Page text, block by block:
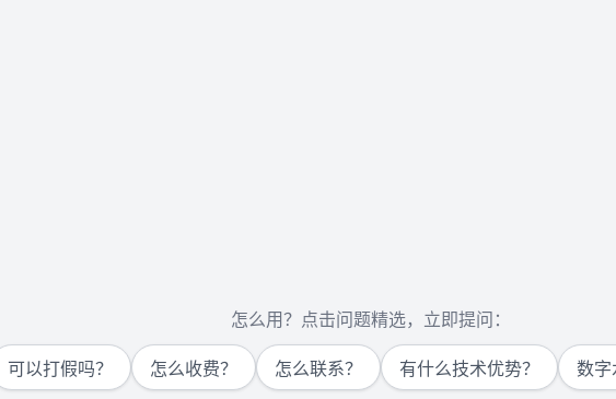
怎么用？点击问题精选，立即提问：
可以打假吗？ 怎么收费？ 怎么联系？ 有什么技术优势？ 数字